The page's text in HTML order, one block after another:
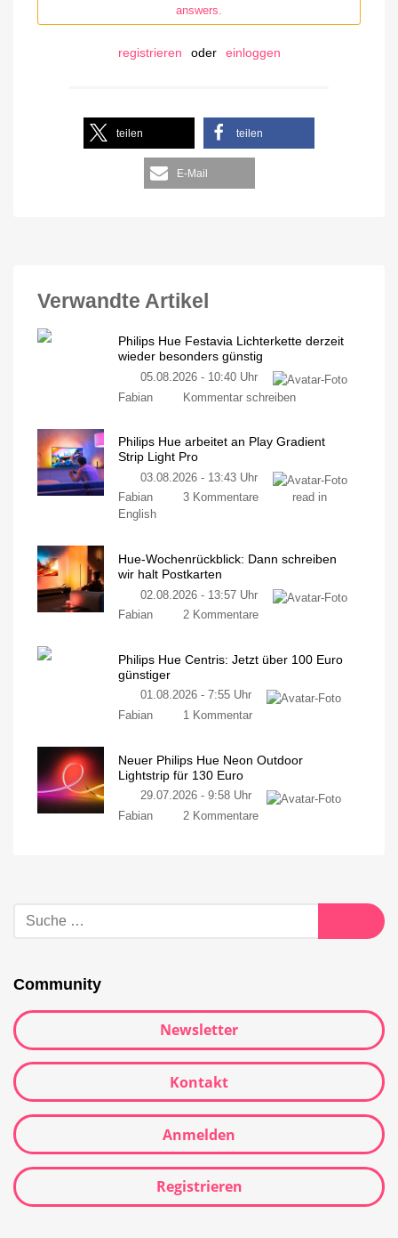
answers.
registrieren oder einloggen
teilen teilen
E-Mail
Verwandte Artikel
Philips Hue Festavia Lichterkette derzeit
wieder besonders günstig
05.08.2026 - 10:40 Uhr
Fabian
Kommentar schreiben
Philips Hue arbeitet an Play Gradient
Strip Light Pro
03.08.2026 - 13:43 Uhr
Fabian
3 Kommentare
read in
English
Hue-Wochenrückblick: Dann schreiben
wir halt Postkarten
02.08.2026 - 13:57 Uhr
Fabian
2 Kommentare
Philips Hue Centris: Jetzt über 100 Euro
günstiger
01.08.2026 - 7:55 Uhr
Fabian
1 Kommentar
Neuer Philips Hue Neon Outdoor
Lightstrip für 130 Euro
29.07.2026 - 9:58 Uhr
Fabian
2 Kommentare
Community
Newsletter
Kontakt
Anmelden
Registrieren